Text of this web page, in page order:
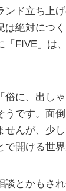
ンド立ち上
は絶対につ
「FIVE」は
俗に、出し
うです。面
せんが、少
開ける世界
とかもさ